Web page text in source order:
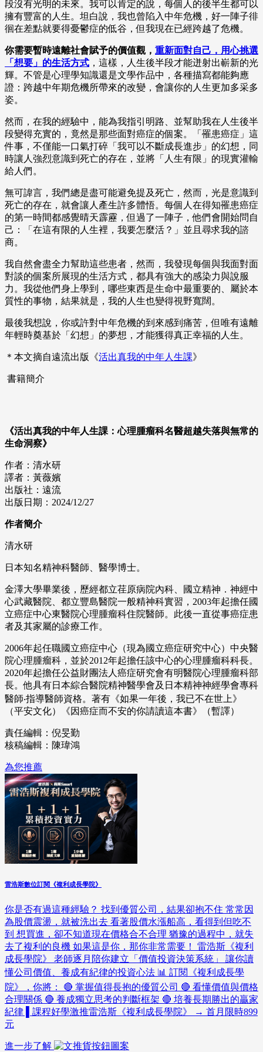
段沒有光明的未來。我可以肯定的說，每個人的後半生都可以
擁有豐富的人生。坦白說，我也曾陷入中年危機，好一陣子徘
徊在差點就要得憂鬱症的低谷，但我現在已經跨越了危機。
你需要暫時遠離社會賦予的價值觀， 重新面對自己，用心挑選
「想要」的生活方式 ，這樣，人生後半段才能迸射出嶄新的光
輝。不管是心理學知識還是文學作品中，各種描寫都能夠應
證：跨越中年期危機所帶來的改變，會讓你的人生更加多采多
姿。
然而，在我的經驗中，能為我指引明路、並幫助我在人生後半
段變得充實的，竟然是那些面對癌症的個案。「罹患癌症」這
件事，不僅能一口氣打碎「我可以不斷成長進步」的幻想，同
時讓人強烈意識到死亡的存在，並將「人生有限」的現實灌輸
給人們。
無可諱言，我們總是盡可能避免提及死亡，然而，光是意識到
死亡的存在，就會讓人產生許多體悟。每個人在得知罹患癌症
的第一時間都感覺晴天霹靂，但過了一陣子，他們會開始問自
己：「在這有限的人生裡，我要怎麼活？」並且尋求我的諮
商。
我自然會盡全力幫助這些患者，然而，我發現每個與我面對面
對談的個案所展現的生活方式，都具有強大的感染力與說服
力。我從他們身上學到，哪些東西是生命中最重要的、屬於本
質性的事物，結果就是，我的人生也變得視野寬闊。
最後我想說，你或許對中年危機的到來感到痛苦，但唯有遠離
年輕時奠基於「幻想」的夢想，才能獲得真正幸福的人生。
＊本文摘自遠流出版《活出真我的中年人生課》
書籍簡介
《活出真我的中年人生課：心理腫瘤科名醫超越失落與無常的
生命洞察》
作者：清水研
譯者：黃薇嬪
出版社：遠流
出版日期：2024/12/27
作者簡介
清水研
日本知名精神科醫師、醫學博士。
金澤大學畢業後，歷經都立荏原病院內科、國立精神．神經中
心武藏醫院、都立豐島醫院一般精神科實習，2003年起擔任國
立癌症中心東醫院心理腫瘤科住院醫師。此後一直從事癌症患
者及其家屬的診療工作。
2006年起任職國立癌症中心（現為國立癌症研究中心）中央醫
院心理腫瘤科，並於2012年起擔任該中心的心理腫瘤科科長。
2020年起擔任公益財團法人癌症研究會有明醫院心理腫瘤科部
長。他具有日本綜合醫院精神醫學會及日本精神神經學會專科
醫師‧指導醫師資格。著有《如果一年後，我已不在世上》
（平安文化）《因癌症而不安的你請讀這本書》（暫譯）
責任編輯：倪旻勤
核稿編輯：陳瑋鴻
為您推薦
雷浩斯數位訂閱《複利成長學院》
你是否有過這種經驗？ 找到優質公司，結果卻抱不住 常常因
為股價震盪，就被洗出去 看著股價水漲船高，看得到但吃不
到 想買進，卻不知道現在價格合不合理 猶豫的過程中，就失
去了複利的良機 如果這是你，那你非常需要！ 雷浩斯《複利
成長學院》 老師逐月陪你建立「價值投資決策系統」 讓你讀
懂公司價值、養成有紀律的投資心法 📊 訂閱《複利成長學
院》，你將： 🔴 掌握值得長抱的優質公司 🔴 看懂價值與價格
合理關係 🔴 養成獨立思考的判斷框架 🔴 培養長期勝出的贏家
紀律 ▌課程好學激推雷浩斯《複利成長學院》 → 首月限時899
元
進一步了解